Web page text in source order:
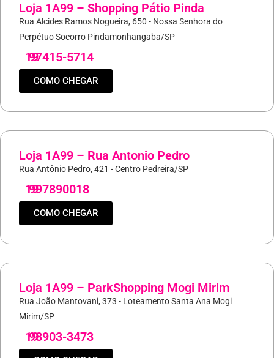
Loja 1A99 – Shopping Pátio Pinda
Rua Alcides Ramos Nogueira, 650 - Nossa Senhora do
Perpétuo Socorro Pindamonhangaba/SP
19
97415-5714
COMO CHEGAR
Loja 1A99 – Rua Antonio Pedro
Rua Antônio Pedro, 421 - Centro Pedreira/SP
19
997890018
COMO CHEGAR
Loja 1A99 – ParkShopping Mogi Mirim
Rua João Mantovani, 373 - Loteamento Santa Ana Mogi
Mirim/SP
19
98903-3473